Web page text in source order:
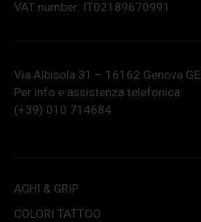
VAT number: IT02189670991
Via Albisola 31 – 16162 Genova GE
Per info e assistenza telefonica:
(+39) 010 714684
AGHI & GRIP
COLORI TATTOO